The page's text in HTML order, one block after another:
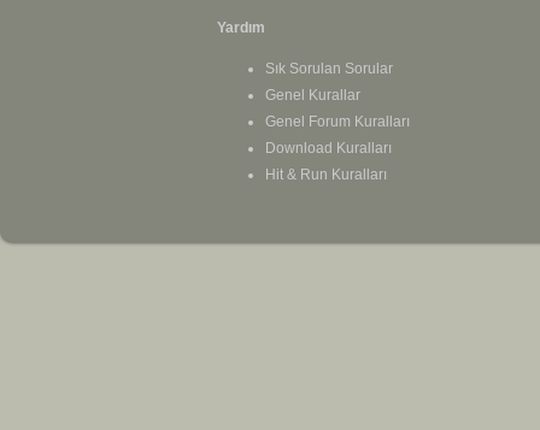
Yardım
Sık Sorulan Sorular
Genel Kurallar
Genel Forum Kuralları
Download Kuralları
Hit & Run Kuralları